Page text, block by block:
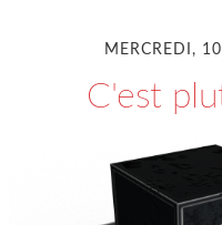
MERCREDI,
C'est